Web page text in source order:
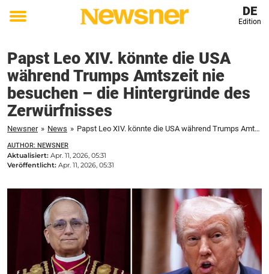
Toggle
DE
Edition
Papst Leo XIV. könnte die USA
während Trumps Amtszeit nie
besuchen – die Hintergründe des
Zerwürfnisses
Newsner » News » Papst Leo XIV. könnte die USA während Trumps Amtszeit nie besuchen – die Hintergründe des Zerwürfnisses
AUTHOR: NEWSNER
Aktualisiert: Apr. 11, 2026, 05:31
Veröffentlicht: Apr. 11, 2026, 05:31